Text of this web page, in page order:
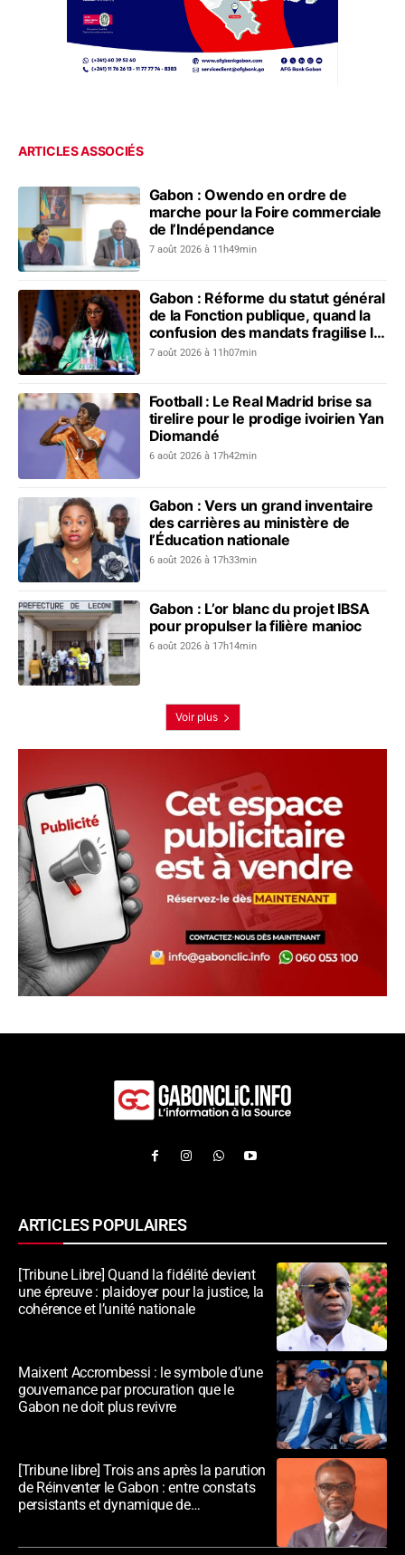
ARTICLES ASSOCIÉS
Gabon : Owendo en ordre de
marche pour la Foire commerciale
de l’Indépendance
7 août 2026 à 11h49min
Gabon : Réforme du statut général
de la Fonction publique, quand la
confusion des mandats fragilise le
dialogue social
7 août 2026 à 11h07min
Football : Le Real Madrid brise sa
tirelire pour le prodige ivoirien Yan
Diomandé
6 août 2026 à 17h42min
Gabon : Vers un grand inventaire
des carrières au ministère de
l’Éducation nationale
6 août 2026 à 17h33min
Gabon : L’or blanc du projet IBSA
pour propulser la filière manioc
6 août 2026 à 17h14min
Voir plus
ARTICLES POPULAIRES
[Tribune Libre] Quand la fidélité devient
une épreuve : plaidoyer pour la justice, la
cohérence et l’unité nationale
Maixent Accrombessi : le symbole d’une
gouvernance par procuration que le
Gabon ne doit plus revivre
[Tribune libre] Trois ans après la parution
de Réinventer le Gabon : entre constats
persistants et dynamique de